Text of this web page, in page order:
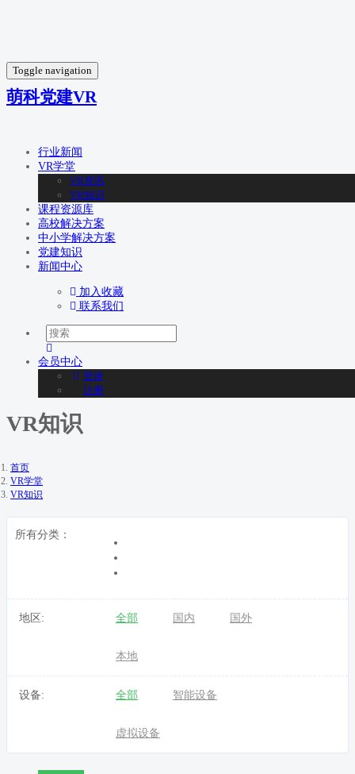
Toggle navigation
萌科党建VR
行业新闻
VR学堂
VR资讯
VR知识
课程资源库
高校解决方案
中小学解决方案
党建知识
新闻中心
加入收藏
联系我们
会员中心
登录
注册
VR知识
首页
VR学堂
VR知识
所有分类：
地区: 全部 国内 国外
本地
设备: 全部 智能设备
虚拟设备